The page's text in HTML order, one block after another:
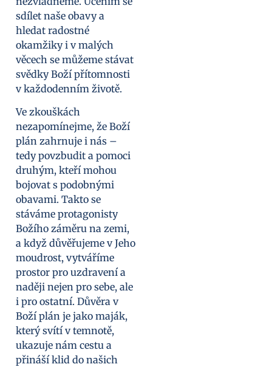
sdílet naše obavy a
hledat radostné
okamžiky i v malých
věcech se můžeme stávat
svědky Boží přítomnosti
v každodenním životě.
Ve zkouškách
nezapomínejme, že Boží
plán zahrnuje i nás –
tedy povzbudit a pomoci
druhým, kteří mohou
bojovat s podobnými
obavami. Takto se
stáváme protagonisty
Božího záměru na zemi,
a když důvěřujeme v Jeho
moudrost, vytváříme
prostor pro uzdravení a
naději nejen pro sebe, ale
i pro ostatní. Důvěra v
Boží plán je jako maják,
který svítí v temnotě,
ukazuje nám cestu a
přináší klid do našich